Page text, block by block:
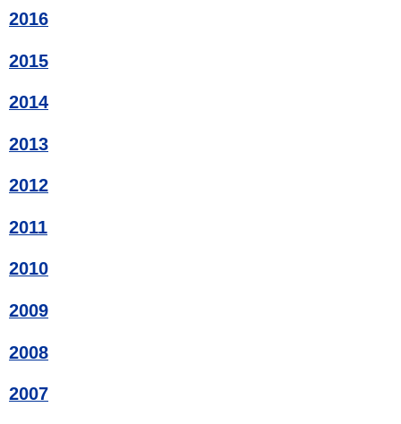
2016
2015
2014
2013
2012
2011
2010
2009
2008
2007